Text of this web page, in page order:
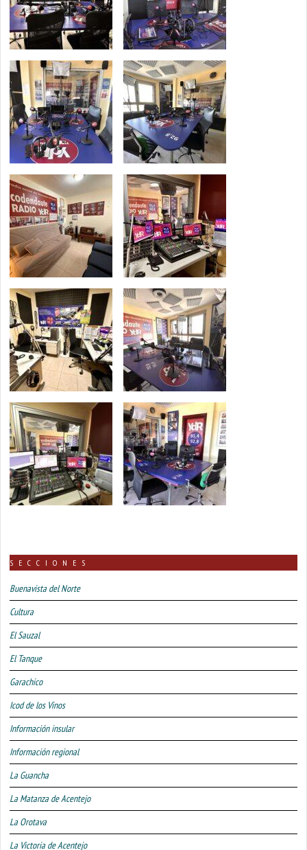
SECCIONES
Buenavista del Norte
Cultura
El Sauzal
El Tanque
Garachico
Icod de los Vinos
Información insular
Información regional
La Guancha
La Matanza de Acentejo
La Orotava
La Victoria de Acentejo